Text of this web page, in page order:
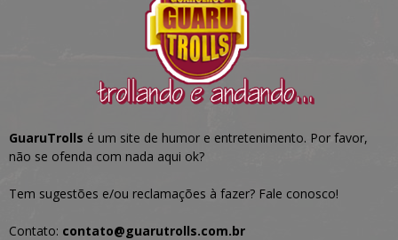
GuaruTrolls é um site de humor e entretenimento. Por favor,
não se ofenda com nada aqui ok?
Tem sugestões e/ou reclamações à fazer? Fale conosco!
Contato: contato@guarutrolls.com.br